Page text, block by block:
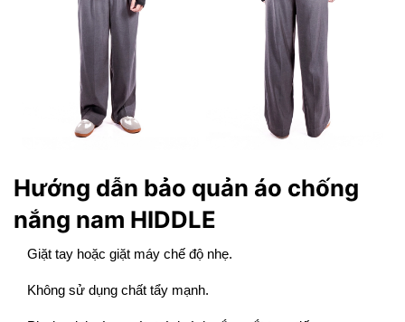
Hướng dẫn bảo quản áo chống
nắng nam HIDDLE
Giặt tay hoặc giặt máy chế độ nhẹ.
Không sử dụng chất tẩy mạnh.